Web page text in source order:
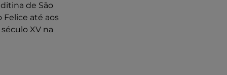
de São
até aos
XV na